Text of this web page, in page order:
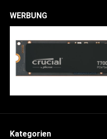
WERBUNG
Kategorien